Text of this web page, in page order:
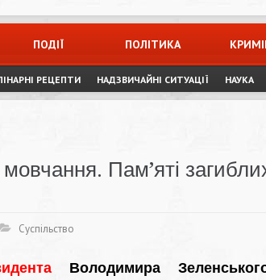
ПОДІЇ ПОЛІТИКА
РЕЦЕПТИ НАДЗВИЧАЙНІ СИТУАЦІЇ НАУКА
Пам’яті
Суспільство
Володимира